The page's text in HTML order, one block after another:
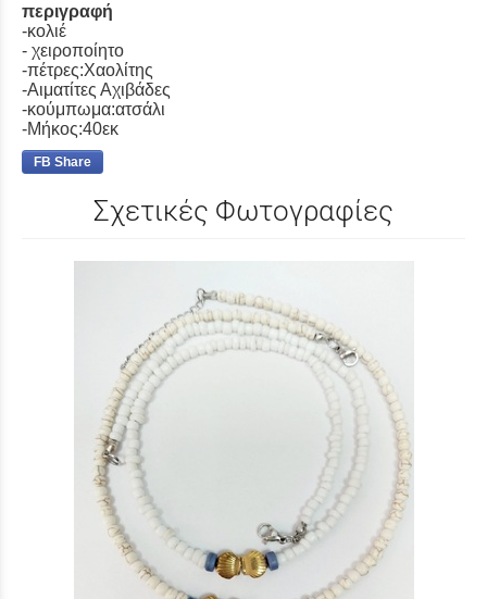
περιγραφή
-κολιέ
- χειροποίητο
-πέτρες:Χαολίτης
-Αιματίτες Αχιβάδες
-κούμπωμα:ατσάλι
-Μήκος:40εκ
FB Share
Σχετικές Φωτογραφίες